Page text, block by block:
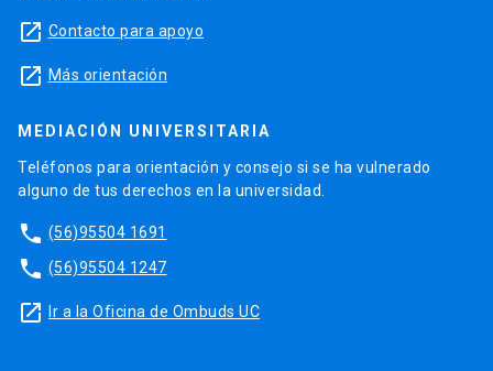
launch Contacto para apoyo
launch Más orientación
MEDIACIÓN UNIVERSITARIA
Teléfonos para orientación y consejo si se ha vulnerado
alguno de tus derechos en la universidad.
phone (56)95504 1691
phone (56)95504 1247
launch Ir a la Oficina de Ombuds UC